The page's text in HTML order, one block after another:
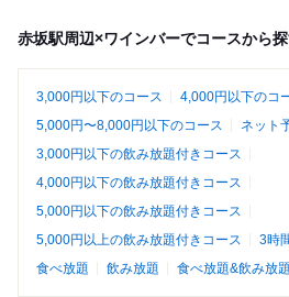
赤坂駅周辺×ワインバーでコースから
3,000円以下のコース
4,000円以下のコ
5,000円〜8,000円以下のコース
ネット
3,000円以下の飲み放題付きコース
4,000円以下の飲み放題付きコース
5,000円以下の飲み放題付きコース
5,000円以上の飲み放題付きコース
3時
食べ放題
飲み放題 食べ放題&飲み放題